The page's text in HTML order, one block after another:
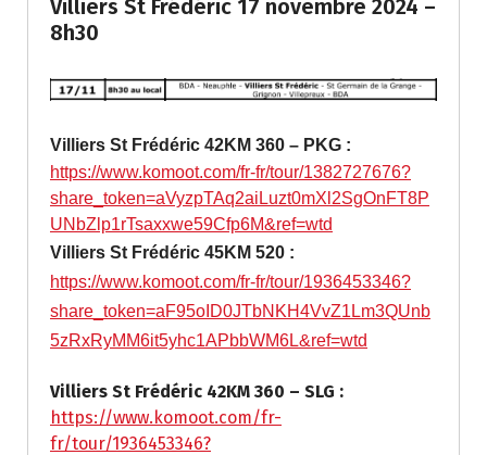
Villiers St Frédéric 17 novembre 2024 –
8h30
Villiers St Frédéric 42KM 360 – PKG :
https://www.komoot.com/fr-fr/tour/1382727676?
share_token=aVyzpTAq2aiLuzt0mXl2SgOnFT8P
UNbZlp1rTsaxxwe59Cfp6M&ref=wtd
Villiers St Frédéric 45KM 520 :
https://www.komoot.com/fr-fr/tour/1936453346?
share_token=aF95oID0JTbNKH4VvZ1Lm3QUnb
5zRxRyMM6it5yhc1APbbWM6L&ref=wtd
Villiers St Frédéric 42KM 360 – SLG :
https://www.komoot.com/fr-
fr/tour/1936453346?